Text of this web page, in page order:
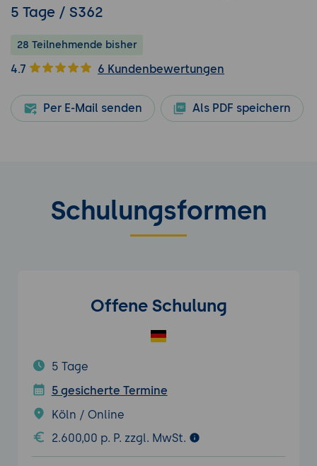
5 Tage / S362
28 Teilnehmende bisher
4.7 6 Kundenbewertungen
Per E-Mail senden Als PDF speichern
Schulungsformen
Offene Schulung
5 Tage
5 gesicherte Termine
Köln / Online
2.600,00 p. P. zzgl. MwSt.